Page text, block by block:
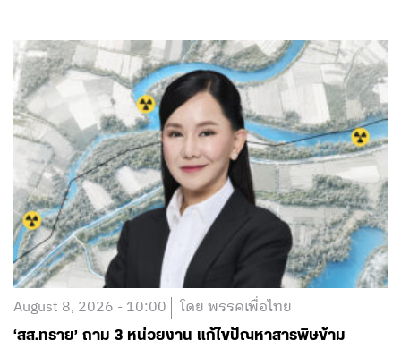
August 8, 2026 - 10:00 โดย พรรคเพื่อไทย
‘สส.ทราย’ ถาม 3 หน่วยงาน แก้ไขปัญหาสารพิษข้าม
พรมแดน แม่น้ำกก-สาย-รวก กระทบชีวิตคนเชียงราย-
เชียงใหม่
อ่านต่อ